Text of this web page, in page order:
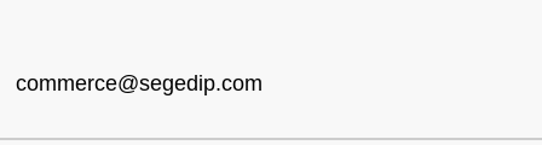
commerce@segedip.com